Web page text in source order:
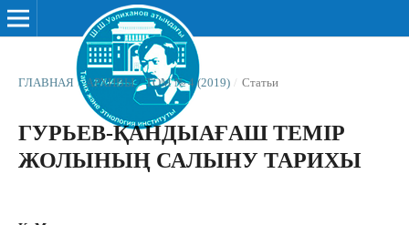
ГЛАВНАЯ / АРХИВЫ / ТОМ № 4 (2019) / Статьи
ГУРЬЕВ-ҚАНДЫАҒАШ ТЕМІР
ЖОЛЫНЫҢ САЛЫНУ ТАРИХЫ